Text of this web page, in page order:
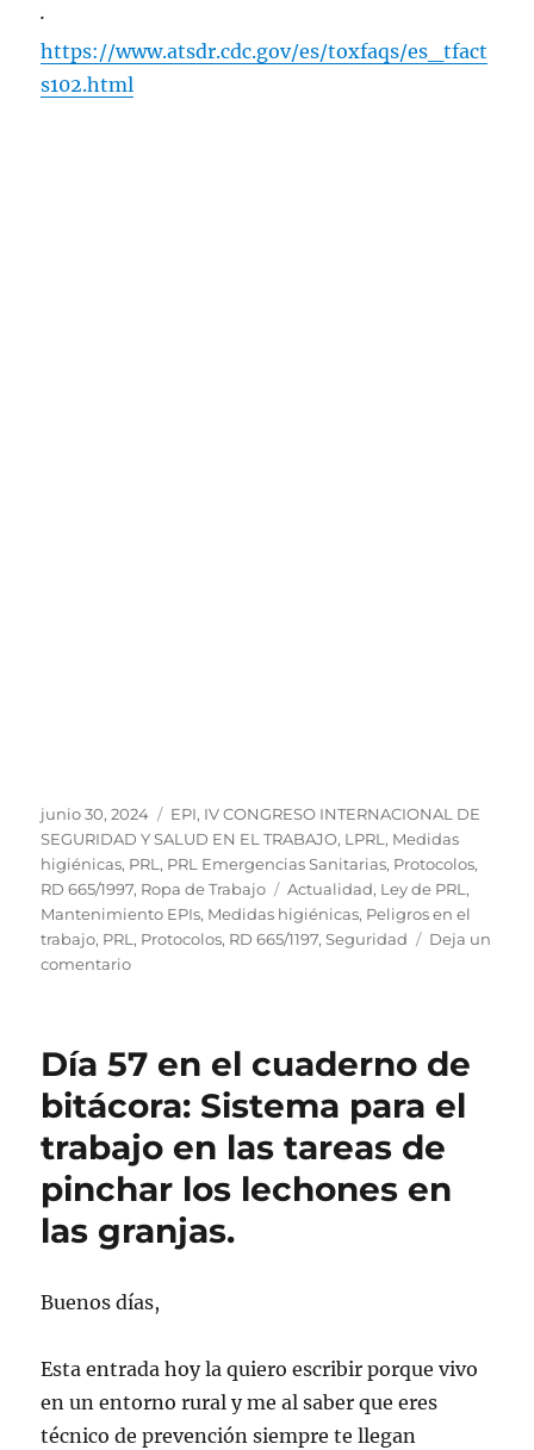
·
https://www.atsdr.cdc.gov/es/toxfaqs/es_tfact
s102.html
Publicado
el
junio 30, 2024 Categorías
EPI, IV CONGRESO INTERNACIONAL DE
SEGURIDAD Y SALUD EN EL TRABAJO, LPRL, Medidas
higiénicas, PRL, PRL Emergencias Sanitarias, Protocolos,
RD 665/1997, Ropa de Trabajo Etiquetas
Actualidad, Ley de PRL,
Mantenimiento EPIs, Medidas higiénicas, Peligros en el
trabajo, PRL, Protocolos, RD 665/1197,Seguridad
Deja un
comentarioen
el
de
bitácora:
Nuevo
protocolo
revisado
para
y
concesionarios
evitar
a
agentes
Día 57 en el cuaderno de
bitácora: Sistema para el
trabajo en las tareas de
pinchar los lechones en
las granjas.
Buenos días,
Esta entrada hoy la quiero escribir porque vivo
en un entorno rural y me al saber que eres
técnico de prevención siempre te llegan